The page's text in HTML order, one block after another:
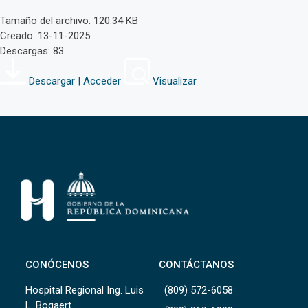
Tamaño del archivo: 120.34 KB
Creado: 13-11-2025
Descargas: 83
Descargar | Acceder Visualizar
CONÓCENOS
Hospital Regional Ing. Luis
L. Bogaert
CONTÁCTANOS
(809) 572-6058